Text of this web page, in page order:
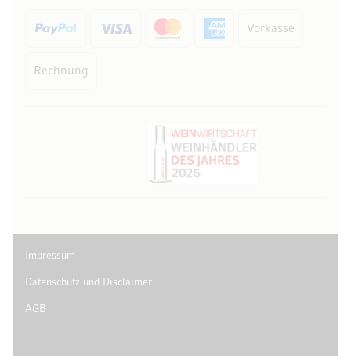
Vorkasse
Rechnung
Impressum
Datenschutz und Disclaimer
AGB